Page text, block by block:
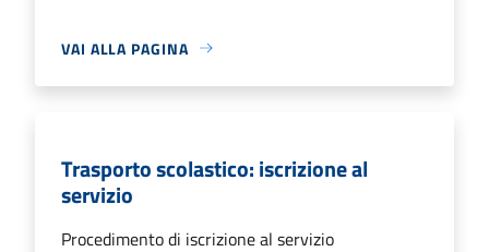
VAI ALLA PAGINA
Trasporto scolastico: iscrizione al
servizio
Procedimento di iscrizione al servizio